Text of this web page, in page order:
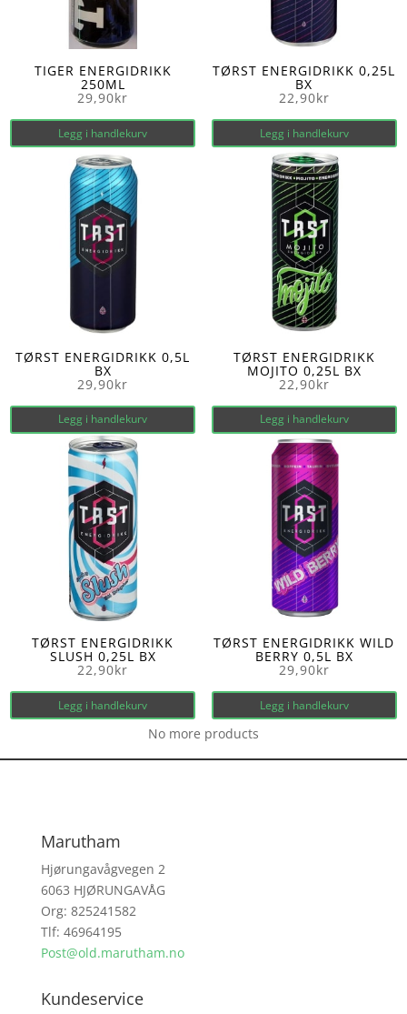
TIGER ENERGIDRIKK
250ML
29,90kr
Legg i handlekurv
TØRST ENERGIDRIKK 0,25L
BX
22,90kr
Legg i handlekurv
TØRST ENERGIDRIKK 0,5L
BX
29,90kr
Legg i handlekurv
TØRST ENERGIDRIKK
MOJITO 0,25L BX
22,90kr
Legg i handlekurv
TØRST ENERGIDRIKK
SLUSH 0,25L BX
22,90kr
Legg i handlekurv
TØRST ENERGIDRIKK WILD
BERRY 0,5L BX
29,90kr
Legg i handlekurv
No more products
Marutham
Hjørungavågvegen 2
6063 HJØRUNGAVÅG
Org: 825241582
Tlf: 46964195
Post@old.marutham.no
Kundeservice